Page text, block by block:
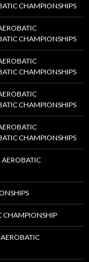
CHAMPIONSHIPS
CHAMPIONSHIPS
CHAMPIONSHIPS
CHAMPIONSHIPS
CHAMPIONSHIPS
CHAMPIONSHIP